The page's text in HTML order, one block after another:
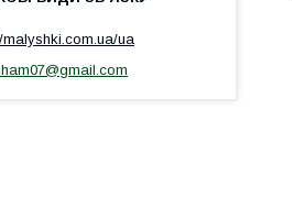
malyshki.com.ua/ua